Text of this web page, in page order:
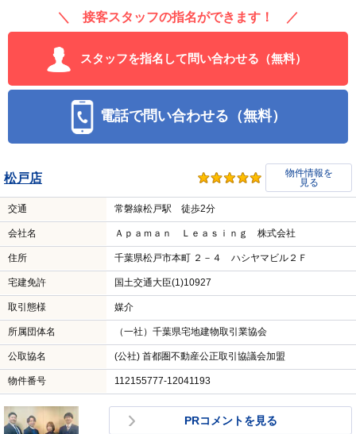
＼ 接客スタッフの指名ができます！ ／
スタッフを指名して問い合わせる（無料）
電話で問い合わせる（無料）
松戸店
物件情報を
見る
交通 常磐線松戸駅 徒歩2分
会社名 Ａｐａｍａｎ Ｌｅａｓｉｎｇ 株式会社
住所 千葉県松戸市本町 ２－４ ハシヤマビル２Ｆ
宅建免許 国土交通大臣(1)10927
取引態様 媒介
所属団体名 （一社）千葉県宅地建物取引業協会
公取協名 (公社) 首都圏不動産公正取引協議会加盟
物件番号 112155777-12041193
PRコメントを見る